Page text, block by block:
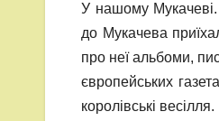
У нашому Мукачеві.
до Мукачева
про неї альбоми,
європейських
королівські весілля.